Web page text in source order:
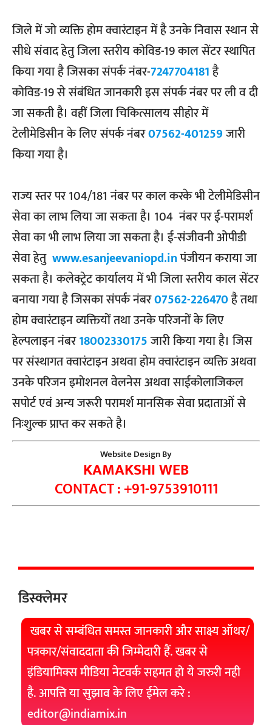
जिले में जो व्यक्ति होम क्वारंटाइन में है उनके निवास स्थान से
सीधे संवाद हेतु जिला स्तरीय कोविड-19 काल सेंटर स्थापित
किया गया है जिसका संपर्क नंबर-7247704181है
कोविड-19 से संबंधित जानकारी इस संपर्क नंबर पर ली व दी
जा सकती है। वहीं जिला चिकित्सालय सीहोर में
टेलीमेडिसीन के लिए संपर्क नंबर07562-401259जारी
किया गया है।
राज्य स्तर पर 104/181 नंबर पर काल करके भी टेलीमेडिसीन
सेवा का लाभ लिया जा सकता है। 104 नंबर पर ई-परामर्श
सेवा का भी लाभ लिया जा सकता है। ई-संजीवनी ओपीडी
सेवा हेतु www.esanjeevaniopd.inपंजीयन कराया जा
सकता है। कलेक्ट्रेट कार्यालय में भी जिला स्तरीय काल सेंटर
बनाया गया है जिसका संपर्क नंबर07562-226470है तथा
होम क्वारंटाइन व्यक्तियों तथा उनके परिजनों के लिए
हेल्पलाइन नंबर18002330175जारी किया गया है। जिस
पर संस्थागत क्वारंटाइन अथवा होम क्वारंटाइन व्यक्ति अथवा
उनके परिजन इमोशनल वेलनेस अथवा साईकोलाजिकल
सपोर्ट एवं अन्य जरूरी परामर्श मानसिक सेवा प्रदाताओं से
निःशुल्क प्राप्त कर सकते है।
Website Design By
KAMAKSHI WEB
CONTACT : +91-9753910111
डिस्क्लेमर
खबर से सम्बंधित समस्त जानकारी और साक्ष्य ऑथर/
पत्रकार/संवाददाता की जिम्मेदारी हैं. खबर से
इंडियामिक्स मीडिया नेटवर्क सहमत हो ये जरुरी नही
है. आपत्ति या सुझाव के लिए ईमेल करे :
editor@indiamix.in